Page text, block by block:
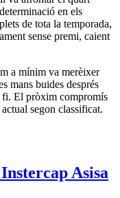
en els
de tota la temporada,
sense premi, caient
a mínim va merèixer
mans buides després
fi. El pròxim compromís
segon classificat.
Asisa